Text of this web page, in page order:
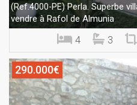
(Ref.4000-PE)Perla. Superbe
vendre à Rafol de Almunia
4 3
290.000€